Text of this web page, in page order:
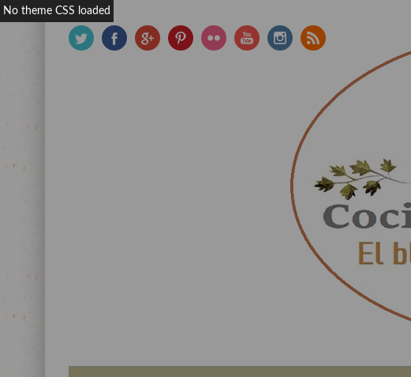
No theme CSS loaded